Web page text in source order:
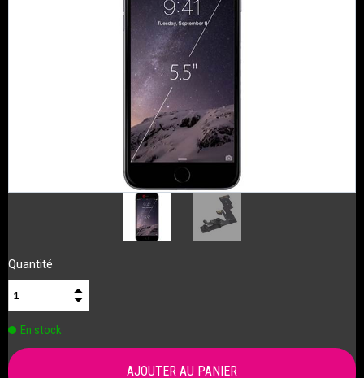
Quantité
En stock